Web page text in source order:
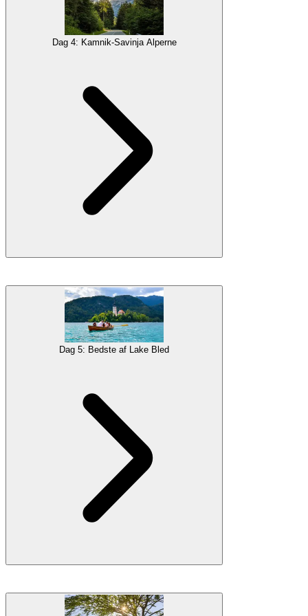
Overnatning i Steiermark-regionen
tårnhøje bjerge med gode muligheder for vandreture, vandfald og
bemærkelsesværdige udsigter. Nyd naturskønne køreture på
panoramavejemed masser af stop ved bjergpas for virkelig at tage
denne fascinerende vildmark ind.
Overnatning i Logar-dalen
Dag 4: Kamnik-Savinja Alperne
På vej gennem bjergene med en genvej gennem Østrig, vil du
Jezersko , en malerisk oase på den anden side af
Kamnik-Savinja-alperne. Dette charmerende alpine hjørne, der er
gemt væk fra civilisationen, vil inspirere dig med sin ro og rustikke
atmosfære, før du fortsætter til en af de mest populære alpine
feriesteder, Bled.Dag 5: Bedste af Lake Bled
Slovenien mest værdsatte attraktion,Bled-søen, vil give dig masser
at skrive hjem om. Der er tonsvis af ting at lave og se i og omkring